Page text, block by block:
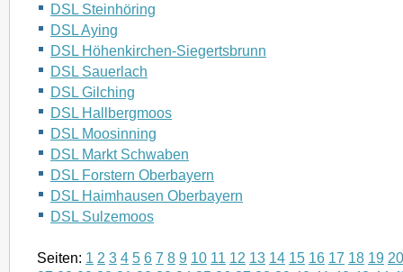
DSL Steinhöring
DSL Aying
DSL Höhenkirchen-Siegertsbrunn
DSL Sauerlach
DSL Gilching
DSL Hallbergmoos
DSL Moosinning
DSL Markt Schwaben
DSL Forstern Oberbayern
DSL Haimhausen Oberbayern
DSL Sulzemoos
Seiten: 1 2 3 4 5 6 7 8 9 10 11 12 13 14 15 16 17 18 19 20